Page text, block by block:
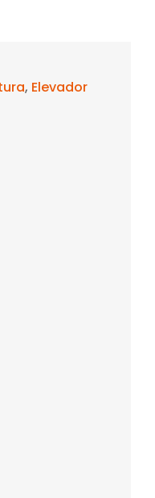
, Elevador